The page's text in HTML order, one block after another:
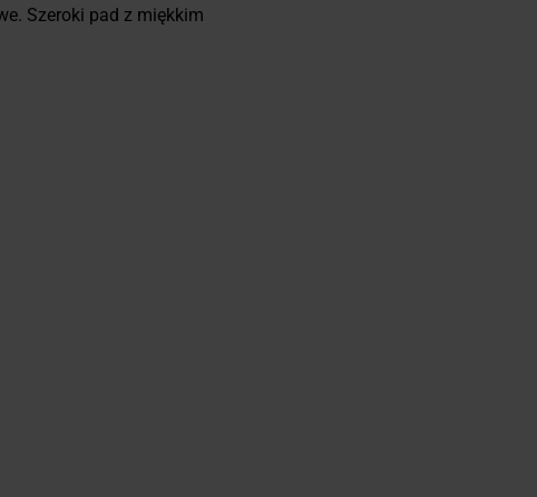
Szeroki pad z miękkim